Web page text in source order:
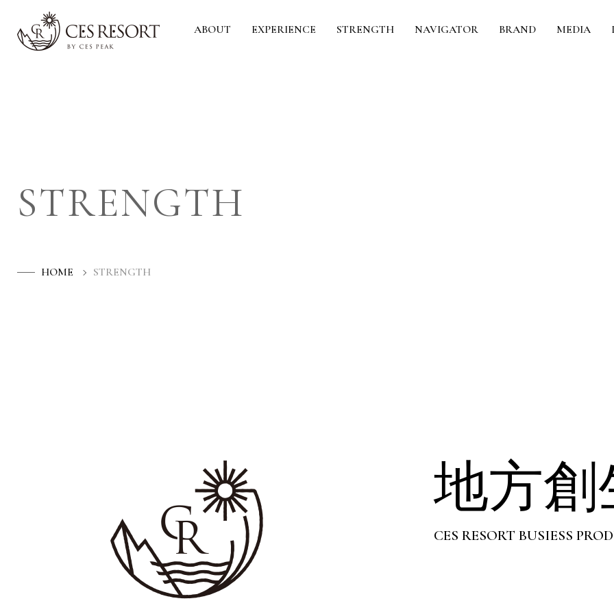
ABOUT EXPERIENCE STRENGTH NAVIGATOR BRAND MEDIA
STRENGTH
HOME STRENGTH
地方創
CES RESORT BUSIESS